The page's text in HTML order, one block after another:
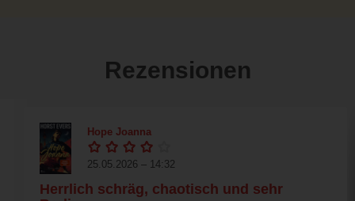
Rezensionen
Hope Joanna
25.05.2026 – 14:32
Herrlich schräg, chaotisch und sehr